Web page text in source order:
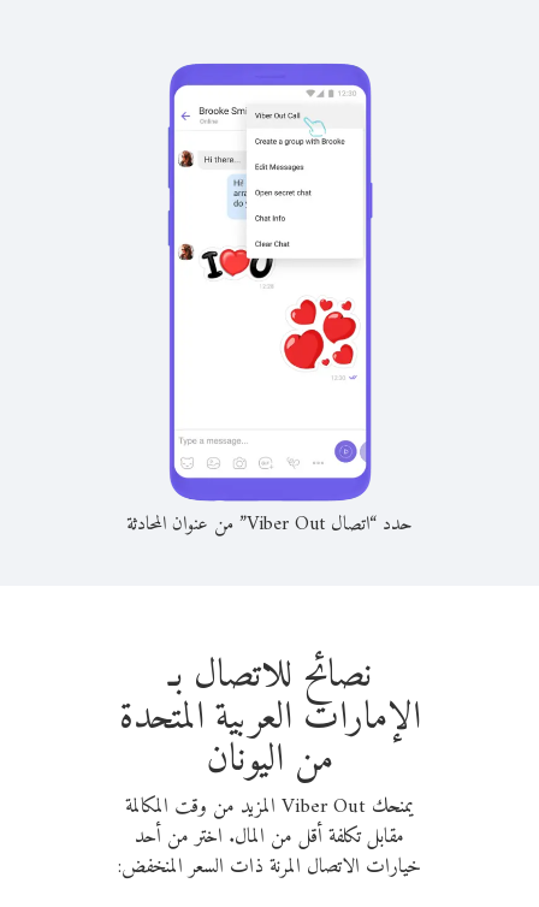
حدد “اتصال Viber Out” من عنوان المحادثة
نصائح للاتصال بـ
الإمارات العربية المتحدة
من اليونان
يمنحك Viber Out المزيد من وقت المكالمة
مقابل تكلفة أقل من المال. اختر من أحد
خيارات الاتصال المرنة ذات السعر المنخفض: